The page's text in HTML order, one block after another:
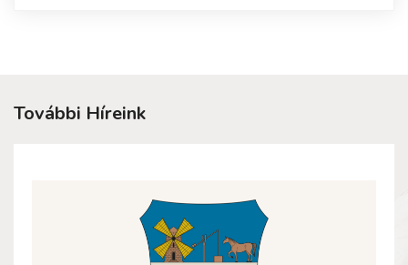
További Híreink